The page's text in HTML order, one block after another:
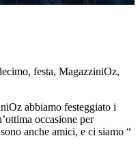
festa, MagazziniOz,
abbiamo festeggiato i
occasione per
anche amici, e ci siamo “